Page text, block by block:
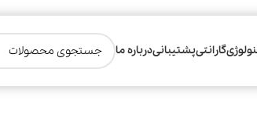
گارانتیپشتیبانیدرباره ما